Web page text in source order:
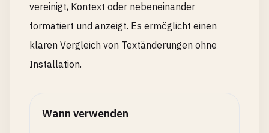
vereinigt, Kontext oder nebeneinander
formatiert und anzeigt. Es ermöglicht einen
klaren Vergleich von Textänderungen ohne
Installation.
Wann verwenden